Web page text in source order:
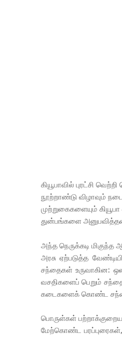
கியூபாவில் புரட்சி
நூற்றாண்டு விழாவும்
முற்றுகைகளையும்
துன்பங்களை
அந்த நெருக்கடி
அரசு ஏற்படுத்த
சந்தைகள் உருவாகின:
வசதிகளைப் பெறும்
கடைகளைக் கொண்ட
பொருள்கள்
மேற்கொண்ட